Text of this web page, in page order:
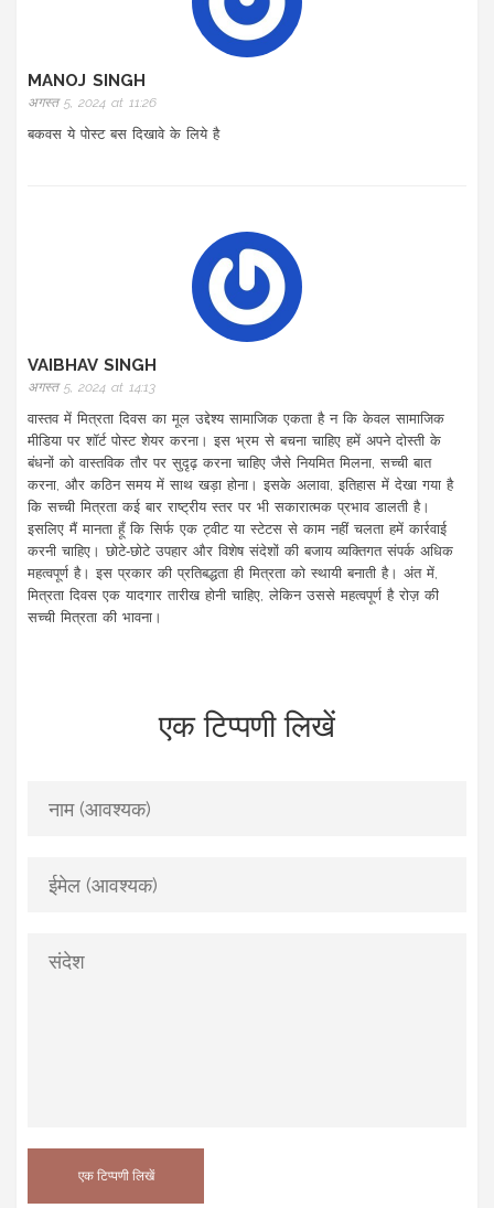
MANOJ SINGH
अगस्त 5, 2024 at 11:26
बकवस ये पोस्ट बस दिखावे के लिये है
VAIBHAV SINGH
अगस्त 5, 2024 at 14:13
वास्तव में मित्रता दिवस का मूल उद्देश्य सामाजिक एकता है न कि केवल सामाजिक
मीडिया पर शॉर्ट पोस्ट शेयर करना। इस भ्रम से बचना चाहिए हमें अपने दोस्ती के
बंधनों को वास्तविक तौर पर सुदृढ़ करना चाहिए जैसे नियमित मिलना, सच्ची बात
करना, और कठिन समय में साथ खड़ा होना। इसके अलावा, इतिहास में देखा गया है
कि सच्ची मित्रता कई बार राष्ट्रीय स्तर पर भी सकारात्मक प्रभाव डालती है।
इसलिए मैं मानता हूँ कि सिर्फ एक ट्वीट या स्टेटस से काम नहीं चलता हमें कार्रवाई
करनी चाहिए। छोटे‑छोटे उपहार और विशेष संदेशों की बजाय व्यक्तिगत संपर्क अधिक
महत्वपूर्ण है। इस प्रकार की प्रतिबद्धता ही मित्रता को स्थायी बनाती है। अंत में,
मित्रता दिवस एक यादगार तारीख होनी चाहिए, लेकिन उससे महत्वपूर्ण है रोज़ की
सच्ची मित्रता की भावना।
एक टिप्पणी लिखें